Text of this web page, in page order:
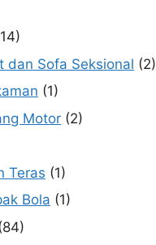
dan Sofa Seksional (2)
(1)
Motor (2)
Teras (1)
Bola (1)